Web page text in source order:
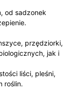
od sadzonek
przędziorki,
jak i
liści, pleśni,
roślin.